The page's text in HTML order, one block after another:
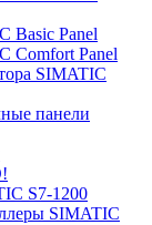
Basic Panel
Comfort Panel
SIMATIC
панели
S7-1200
SIMATIC